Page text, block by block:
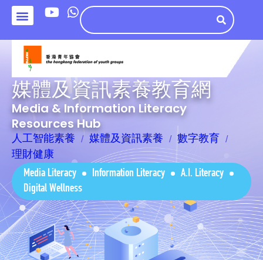
媒體及資訊素養教育網
Media & Information Literacy
Resources Hub
人工智能素養 媒體及資訊素養
數字教育
理財健康
Media Literacy Information Literacy
A.I. Literacy
Digital Wellness